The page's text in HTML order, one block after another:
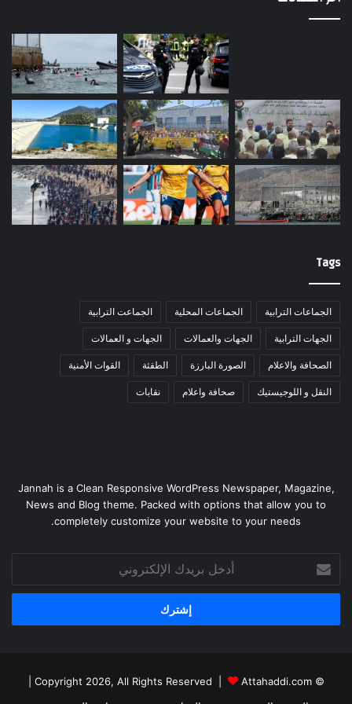
Tags
الجماعات الترابية الجماعات المحلية الجماعت الترابية
الجهات الترابية الجهات والعمالات الجهات و العمالات
الصحافة والاعلام الصورة البارزة الطقثة القوات الأمنية
النقل و اللوجيستيك صحافة واعلام نقابات
Jannah is a Clean Responsive WordPress Newspaper, Magazine,
News and Blog theme. Packed with options that allow you to
completely customize your website to your needs.
بريدك
الإلكتروني
© Copyright 2026, All Rights Reserved |
Attahaddi.com